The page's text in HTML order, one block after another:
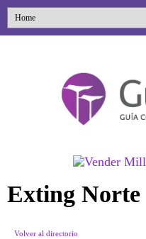
Exting Norte
Volver al directorio